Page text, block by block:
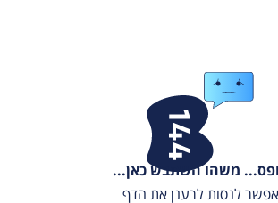
משהו השתבש כאן...
אפשר לנסות לרענן את הדף